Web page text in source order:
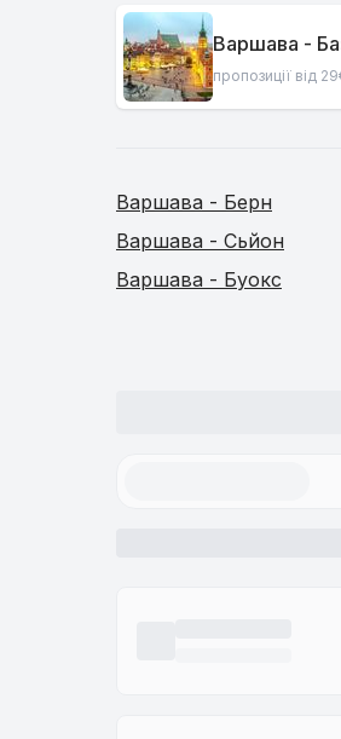
Варшава -
пропозиції від
Варшава - Берн
Варшава - Сьйон
Варшава - Буокс